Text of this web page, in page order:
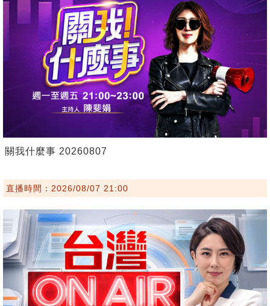
關我什麼事 20260807
直播時間：2026/08/07 21:00